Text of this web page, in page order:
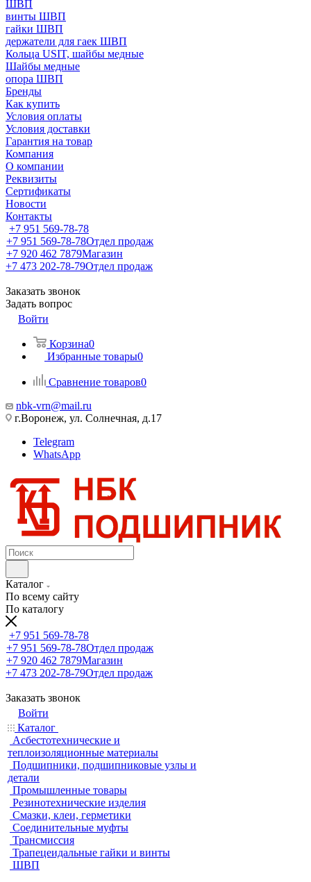
ШВП
винты ШВП
гайки ШВП
держатели для гаек ШВП
Кольца USIT, шайбы медные
Шайбы медные
опора ШВП
Бренды
Как купить
Условия оплаты
Условия доставки
Гарантия на товар
Компания
О компании
Реквизиты
Сертификаты
Новости
Контакты
+7 951 569-78-78
+7 951 569-78-78Отдел продаж
+7 920 462 7879Магазин
+7 473 202-78-79Отдел продаж
Заказать звонок
Задать вопрос
Войти
Корзина0
Избранные товары0
Сравнение товаров0
nbk-vrn@mail.ru
г.Воронеж, ул. Солнечная, д.17
Telegram
WhatsApp
Каталог
По всему сайту
По каталогу
+7 951 569-78-78
+7 951 569-78-78Отдел продаж
+7 920 462 7879Магазин
+7 473 202-78-79Отдел продаж
Заказать звонок
Войти
Каталог
Асбестотехнические и
теплоизоляционные материалы
Подшипники, подшипниковые узлы и
детали
Промышленные товары
Резинотехнические изделия
Смазки, клеи, герметики
Соединительные муфты
Трансмиссия
Трапецеидальные гайки и винты
ШВП